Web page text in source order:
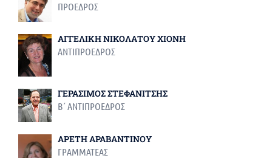
ΠΡΟΕΔΡΟΣ
ΑΓΓΕΛΙΚΗ ΝΙΚΟΛΑΤΟΥ ΧΙΟΝΗ
ΑΝΤΙΠΡΟΕΔΡΟΣ
ΓΕΡΑΣΙΜΟΣ ΣΤΕΦΑΝΙΤΣΗΣ
Β΄ ΑΝΤΙΠΡΟΕΔΡΟΣ
ΑΡΕΤΗ ΑΡΑΒΑΝΤΙΝΟΥ
ΓΡΑΜΜΑΤΕΑΣ